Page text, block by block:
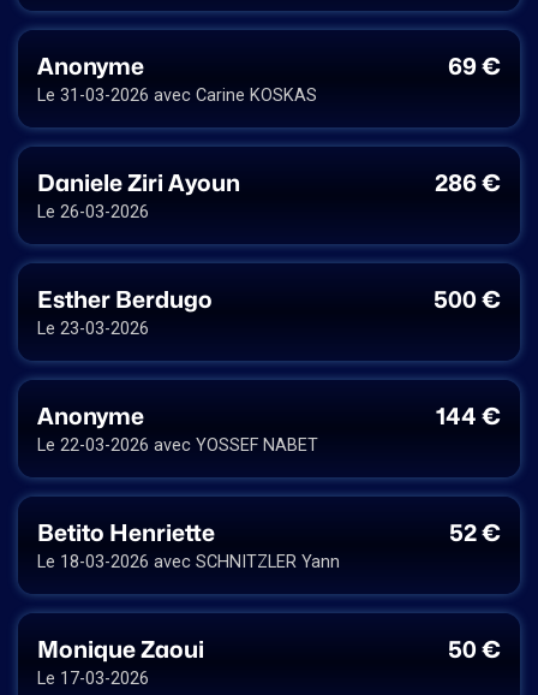
Anonyme 69 €
Le 31-03-2026 avec Carine KOSKAS
Daniele Ziri Ayoun 286 €
Le 26-03-2026
Esther Berdugo 500 €
Le 23-03-2026
Anonyme 144 €
Le 22-03-2026 avec YOSSEF NABET
Betito Henriette 52 €
Le 18-03-2026 avec SCHNITZLER Yann
Monique Zaoui 50 €
Le 17-03-2026